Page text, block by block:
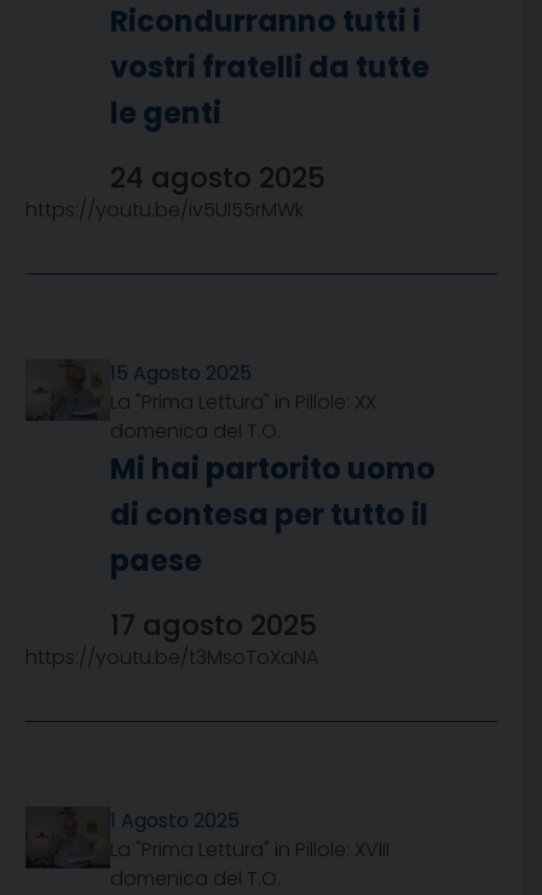
Ricondurranno tutti i
vostri fratelli da tutte
le genti
24 agosto 2025
https://youtu.be/iv5UI55rMWk
15 Agosto 2025
La "Prima Lettura" in Pillole: XX
domenica del T.O.
Mi hai partorito uomo
di contesa per tutto il
paese
17 agosto 2025
https://youtu.be/t3MsoToXaNA
1 Agosto 2025
La "Prima Lettura" in Pillole: XVIII
domenica del T.O.